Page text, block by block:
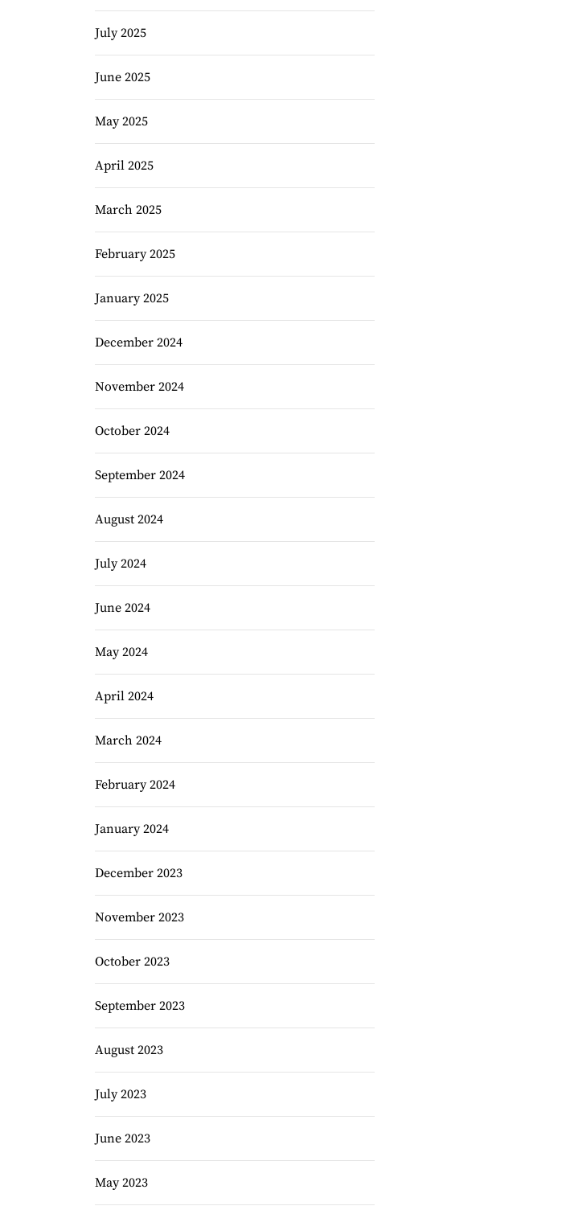
July 2025
June 2025
May 2025
April 2025
March 2025
February 2025
January 2025
December 2024
November 2024
October 2024
September 2024
August 2024
July 2024
June 2024
May 2024
April 2024
March 2024
February 2024
January 2024
December 2023
November 2023
October 2023
September 2023
August 2023
July 2023
June 2023
May 2023